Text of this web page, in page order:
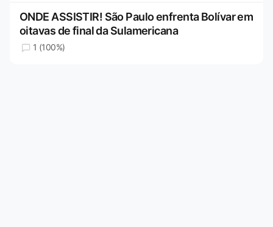
ONDE ASSISTIR! São Paulo enfrenta Bolívar em
oitavas de final da Sulamericana
1 (100%)